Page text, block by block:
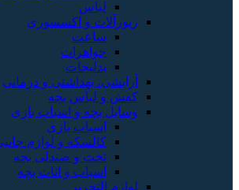
لباس
زیورآلات و اکسسوری
ساعت
جواهرات
بدلیجات
آرایشی، بهداشتی و درمانی
کفش و لباس بچه
وسایل بچه و اسباب بازی
اسباب بازی
کالسکه و لوازم جانبی
تخت و صندلی بچه
اسباب و اثاث بچه
لوازم التحریر